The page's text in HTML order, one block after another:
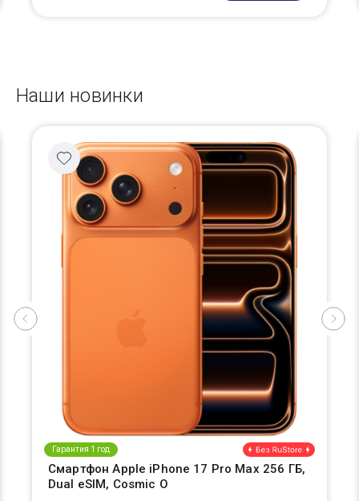
Наши новинки
Гарантия 1 год
Смартфон Apple iPhone 17 Pro Max 256 ГБ,
Dual eSIM, Cosmic O